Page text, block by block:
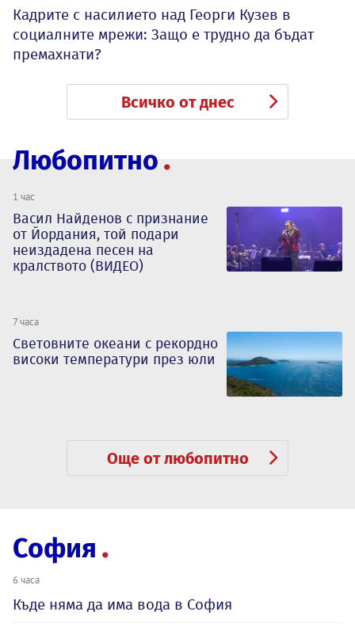
Кадрите с насилието над Георги Кузев в
социалните мрежи: Защо е трудно да бъдат
премахнати?
Всичко от днес
Любопитно
1 час
Васил Найденов с признание
от Йордания, той подари
неиздадена песен на
кралството (ВИДЕО)
7 часа
Световните океани с рекордно
високи температури през юли
Още от любопитно
София
6 часа
Къде няма да има вода в София